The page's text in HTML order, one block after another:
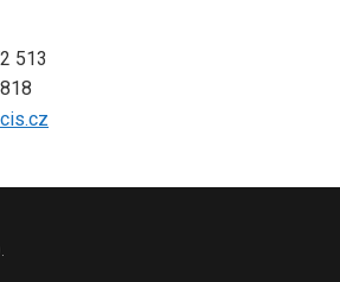
513